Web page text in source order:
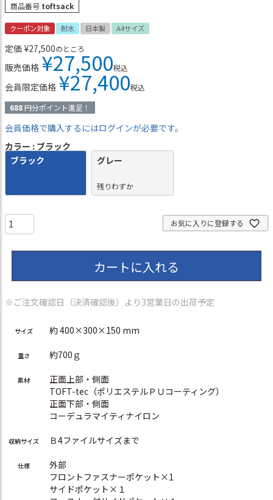
商品番号 toftsack
クーポン対象 耐水 日本製 A4サイズ
定価 ¥27,500のところ
販売価格 ¥27,500税込
会員限定価格 ¥27,400税込
688円分ポイント進呈！
会員価格で購入するにはログインが必要です。
カラー ブラック
ブラック
グレー
残りわずか
お気に入りに登録する
カートに入れる
※ご注文確認日（決済確認後）より3営業日の出荷予定
サイズ 約 400×300×150 mm
重さ 約700ｇ
素材
正面上部・側面
TOFT-tec（ポリエステルＰＵコーティング）
正面下部・側面
コーデュラマイティナイロン
収納サイズ Ｂ4ファイルサイズまで
仕様
外部
フロントファスナーポケット×1
サイドポケット×１